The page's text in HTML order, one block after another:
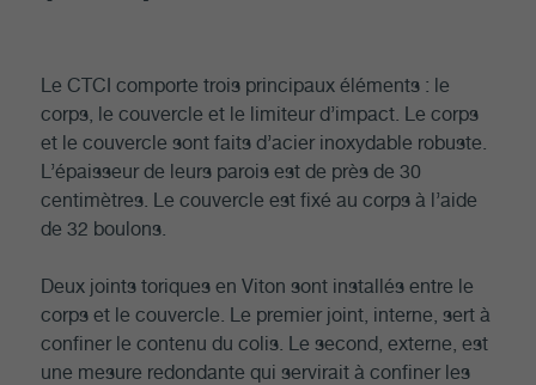
Le CTCI comporte trois principaux éléments : le
corps, le couvercle et le limiteur d’impact. Le corps
et le couvercle sont faits d’acier inoxydable robuste.
L’épaisseur de leurs parois est de près de 30
centimètres. Le couvercle est fixé au corps à l’aide
de 32 boulons.
Deux joints toriques en Viton sont installés entre le
corps et le couvercle. Le premier joint, interne, sert à
confiner le contenu du colis. Le second, externe, est
une mesure redondante qui servirait à confiner les